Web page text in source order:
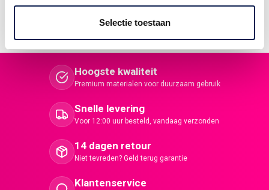
Selectie toestaan
Duurzaam en geschikt voor intensief gebruik
alle MT-09 stickersof ontdek andere
Hoogste kwaliteit
Premium materialen voor duurzaam gebruik
Snelle levering
Voor 12:00 uur besteld, vandaag verzonden
14 dagen retour
Niet tevreden? Geld terug garantie
Klantenservice